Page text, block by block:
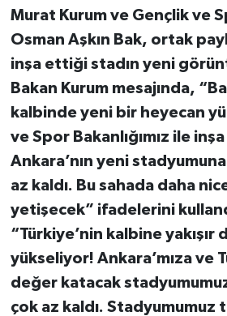
Murat Kurum ve Gençlik ve
Osman Aşkın Bak, ortak
inşa ettiği stadın yeni
Bakan Kurum mesajında,
kalbinde yeni bir heyecan
ve Spor Bakanlığımız ile
Ankara’nın yeni
az kaldı. Bu sahada daha
yetişecek” ifadelerini
“Türkiye’nin kalbine yakışır
yükseliyor! Ankara’mıza ve
değer katacak
çok az kaldı. Stadyumumuz